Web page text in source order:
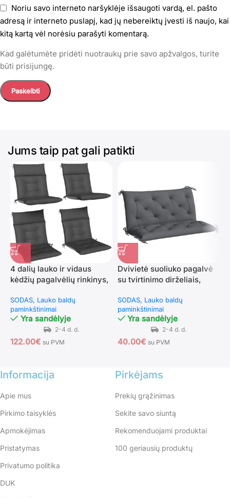
Noriu savo interneto naršyklėje išsaugoti vardą, el. pašto
adresą ir interneto puslapį, kad jų nebereiktų įvesti iš naujo, kai
kitą kartą vėl norėsiu parašyti komentarą.
Kad galėtumėte pridėti nuotraukų prie savo apžvalgos, turite
būti prisijungę.
Jums taip pat gali patikti
4 dalių lauko ir vidaus
kėdžių pagalvėlių rinkinys,
vandeniui
SODAS Lauko baldų
paminkštinimai
Yra sandėlyje
122.00€ su PVM
Dvivietė suoliuko pagalvė
su tvirtinimo dirželiais,
baldams 100 x 98 x 8 cm
SODAS Lauko baldų
paminkštinimai
Yra sandėlyje
40.00€ su PVM
Informacija
Apie mus
Pirkimo taisyklės
Apmokėjimas
Pristatymas
Privatumo politika
DUK
Pirkėjams
Prekių grąžinimas
Sekite savo siuntą
Rekomenduojami produktai
100 geriausių produktų